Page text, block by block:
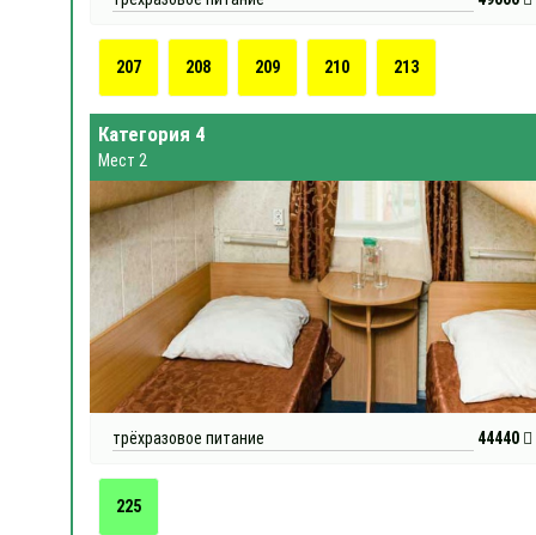
207 208 209 210 213
Категория 4
Мест 2
трёхразовое питание 44440
225